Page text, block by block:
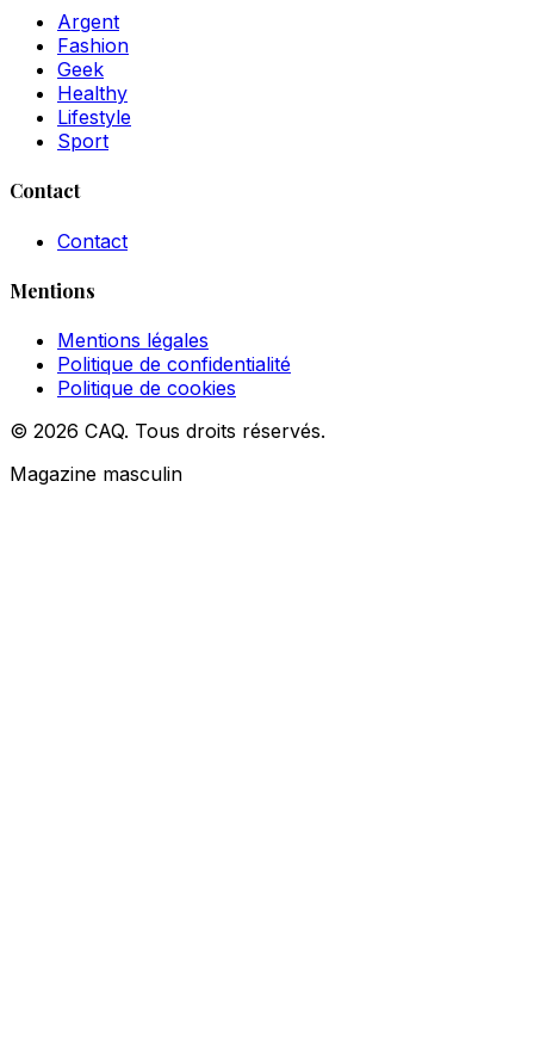
Argent
Fashion
Geek
Healthy
Lifestyle
Sport
Contact
Contact
Mentions
Mentions légales
Politique de confidentialité
Politique de cookies
© 2026 CAQ. Tous droits réservés.
Magazine masculin